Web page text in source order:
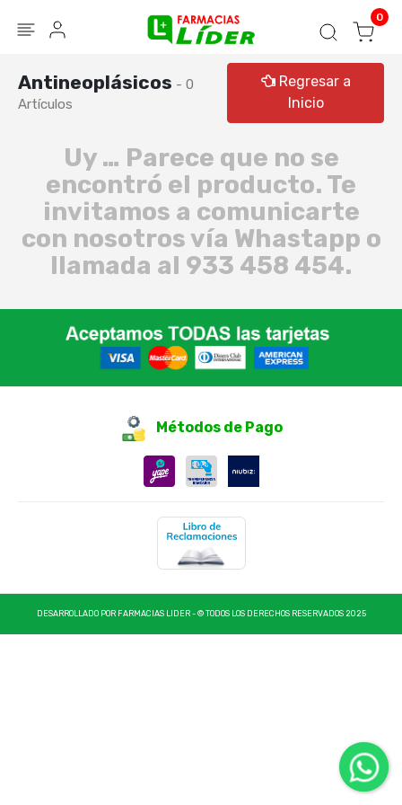
Seguir mi pedido 0
Antineoplásicos - 0
Artículos
Regresar a
Inicio
Uy … Parece que no se
encontró el producto. Te
invitamos a comunicarte
con nosotros vía Whastapp o
llamada al 933 458 454.
Métodos de Pago
DESARROLLADO POR FARMACIAS LIDER - © TODOS LOS DERECHOS RESERVADOS 2025